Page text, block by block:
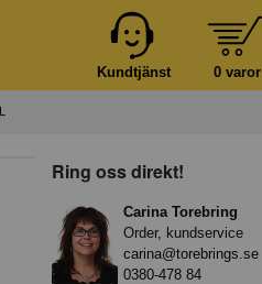
0 varor
Kundtjänst
Ring oss direkt!
Carina Torebring
Order, kundservice
carina@torebrings.se
0380-478 84